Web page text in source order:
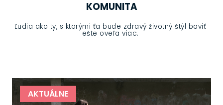
KOMUNITA
Ľudia ako ty, s ktorými ťa bude zdravý životný štýl baviť
ešte oveľa viac.
AKTUÁLNE